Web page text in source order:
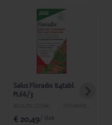
Toegevoegd
Salus
Floradix
Salus Floradix 84tabl.
PL66/3
€ 20,49/ stuk